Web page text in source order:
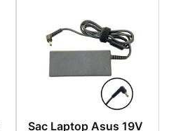
Sạc Laptop Asus 19V